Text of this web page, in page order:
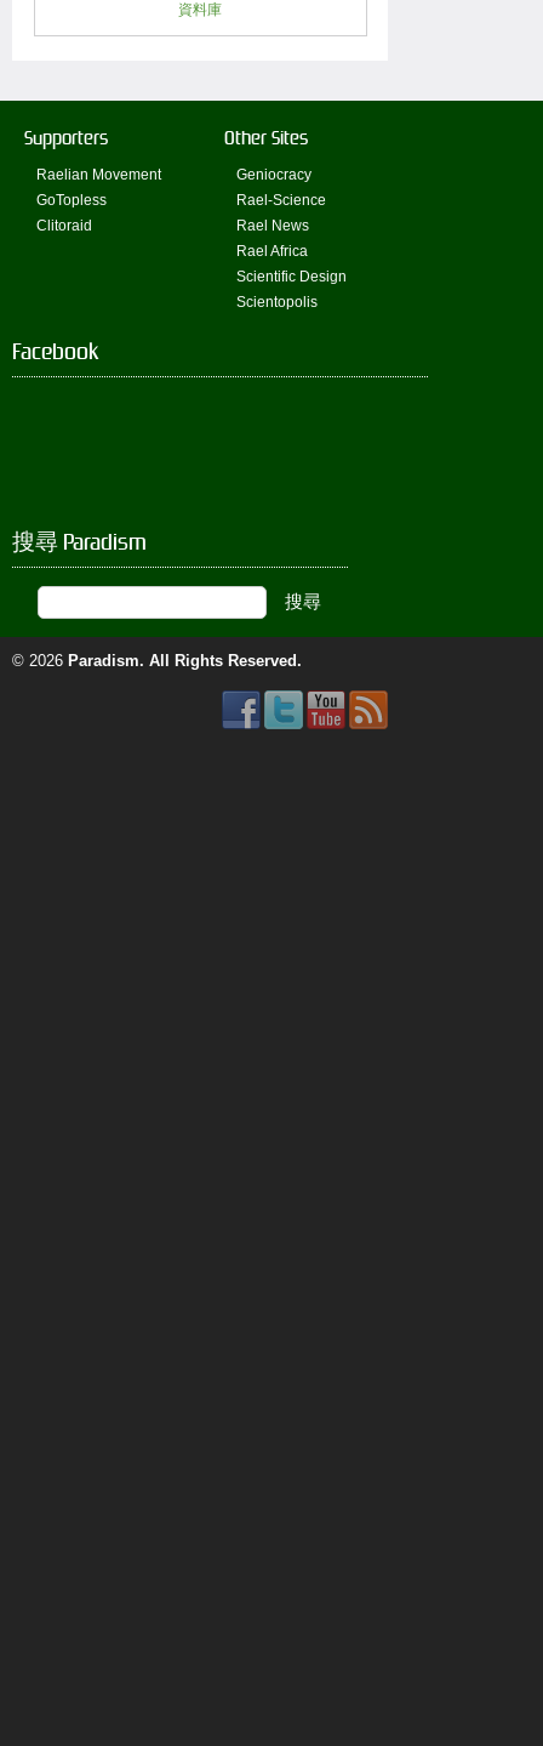
資料庫
Supporters
Raelian Movement
GoTopless
Clitoraid
Other Sites
Geniocracy
Rael-Science
Rael News
Rael Africa
Scientific Design
Scientopolis
Facebook
搜尋 Paradism
© 2026 Paradism. All Rights Reserved.